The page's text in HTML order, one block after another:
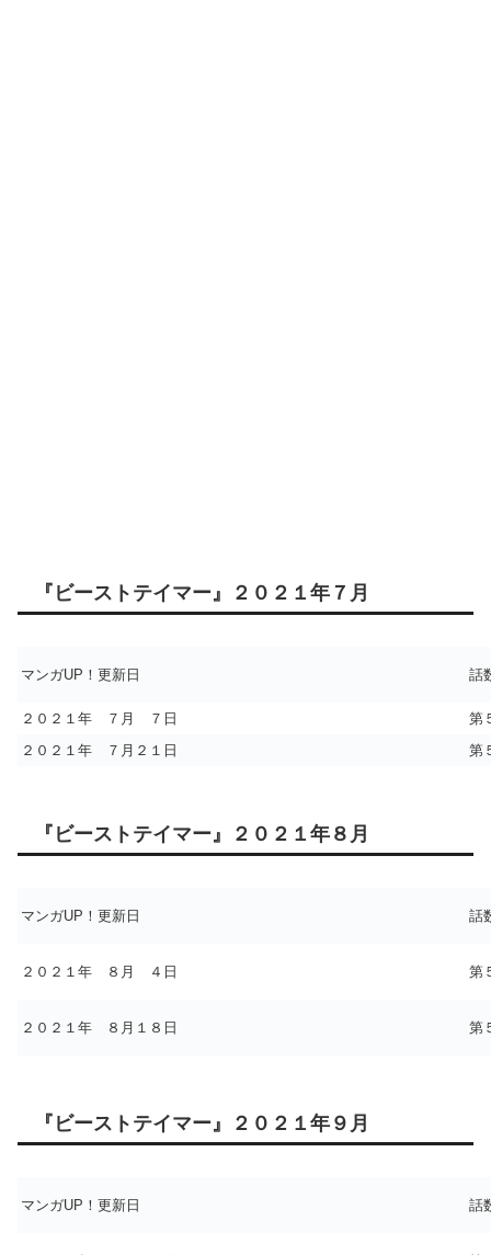
『ビーストテイマー』２０２１年７月
マンガUP！更新日 話
２０２１年 ７月 ７日
第
２０２１年 ７月２１日
第
『ビーストテイマー』２０２１年８月
マンガUP！更新日 話
２０２１年 ８月 ４日 第
２０２１年 ８月１８日 第
『ビーストテイマー』２０２１年９月
マンガUP！更新日 話